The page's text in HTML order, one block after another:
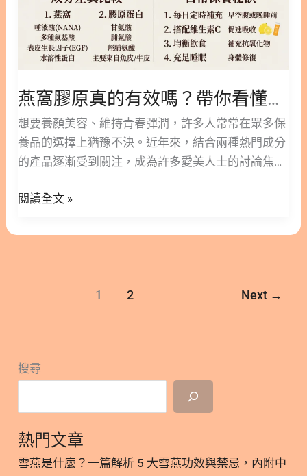
糖燕窩的常見問題 FAQ 1. 為什麼大家都推薦冰糖燕
窩？ 燕窩的性質溫和，適合大多數人的體質，長期以
來在華人的養生文化中佔有重要地位。中醫典籍認
為，冰糖的性質最為純正滋補，能潤肺補中氣，與燕
窩搭配可以說是相得益彰。 相較於白糖容易生痰，或
是紅糖偏向燥熱，冰糖的溫潤特性更能引出燕窩的營
養價值。這也是為什麼傳統食療中，多半推薦以冰糖
來調味。 透過簡單的燉煮，冰糖燕窩不僅能散發出淡
淡的清香，還能保留最原始的營養成分。它是一道結
劃中。 2. 冰糖燕窩功效總整理：由內而外的滋補聖
有高達 60% 的水溶性蛋白質，並富含多種人體必需
（EGF），這是一種能刺激細胞再生的物質。適度攝
取有助於促進新陳代謝，對於維持肌膚的光滑與彈性
有正面的影響。 這些豐富的微量元素如鈣、
燕窩膠原真的有效嗎？帶你看懂成分差異與日常保養秘訣
想要養顏美容、維持青春彈潤，許多人常常在眾多保
養品的選擇上猶豫不決。近年來，結合兩種熱門成分
的產品逐漸受到關注，成為許多愛美人士的討論焦
成分的奧秘，並提供實用的挑選指南，幫助您找到適
顯示/隱藏 1. 深入了解：什麼是燕窩膠原？ 2. 市售燕
意的糖分與含量 3. 聰明選購：如何挑選優質的燕窩
立刻開啟透亮旅程 6. 燕窩膠原常見問題解答 FAQ 7.
燕窩膠原飲更多閱讀 1. 深入了解：什麼是燕窩膠
原？ 「燕窩膠原」顧名思義，是將「燕窩」與「膠原
蛋白」兩大保養成分結合的雙效保養概念。 首先，燕
窩被視為天然界的修復聖品，其富含珍貴的唾液酸
（Sialic Acid）與醣蛋白，能促進細胞修復、改善肌
異
與
日
常
養
訣
閱讀全文 »
1 2 Next →
搜尋
熱門文章
雪燕是什麼？一篇解析 5 大雪燕功效與禁忌，內附中